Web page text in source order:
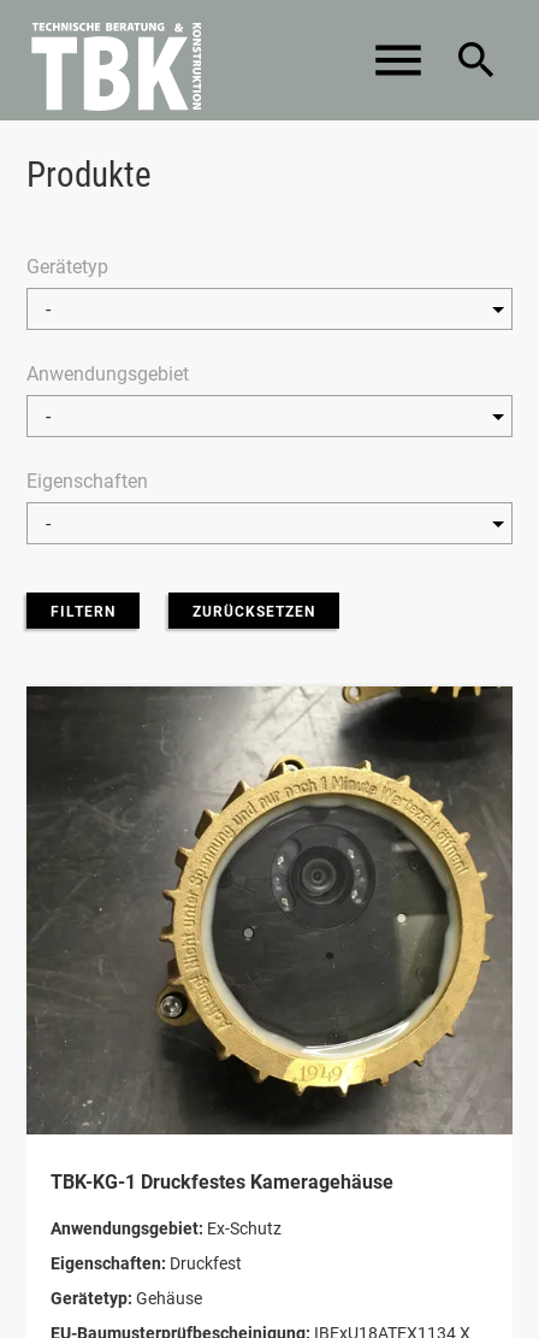
menu search
Suchbegriffe
Produkte
Gerätetyp
Anwendungsgebiet
Eigenschaften
FILTERN ZURÜCKSETZEN
TBK-KG-1 Druckfestes Kameragehäuse
Anwendungsgebiet: Ex-Schutz
Eigenschaften: Druckfest
Gerätetyp:Gehäuse
EU-Baumusterprüfbescheinigung: IBExU18ATEX1134 X